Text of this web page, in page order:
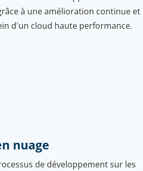
à une amélioration continue et
d'un cloud haute performance.
nuage
de développement sur les